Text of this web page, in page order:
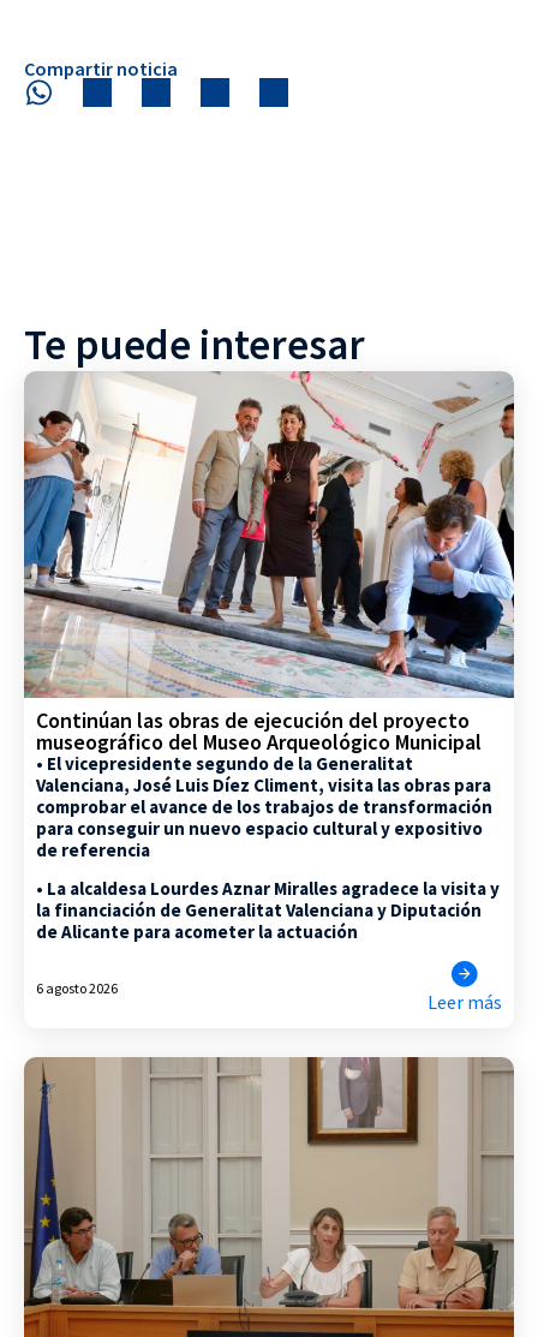
Compartir noticia
Te puede interesar
Continúan las obras de ejecución del proyecto
museográfico del Museo Arqueológico Municipal
• El vicepresidente segundo de la Generalitat
Valenciana, José Luis Díez Climent, visita las obras para
comprobar el avance de los trabajos de transformación
para conseguir un nuevo espacio cultural y expositivo
de referencia
• La alcaldesa Lourdes Aznar Miralles agradece la visita y
la financiación de Generalitat Valenciana y Diputación
de Alicante para acometer la actuación
6 agosto 2026
Leer más